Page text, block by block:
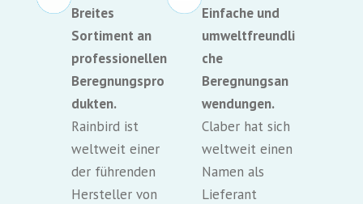
Breites
Sortiment an
professionellen
Beregnungspro
dukten.
Rainbird ist
weltweit einer
der führenden
Hersteller von
Einfache und
umweltfreundli
che
Beregnungsan
wendungen.
Claber hat sich
weltweit einen
Namen als
Lieferant